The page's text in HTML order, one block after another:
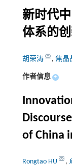
新时代
体系的
胡荣涛 , 焦晶
作者信息 +
of China
Rongtao HU ,